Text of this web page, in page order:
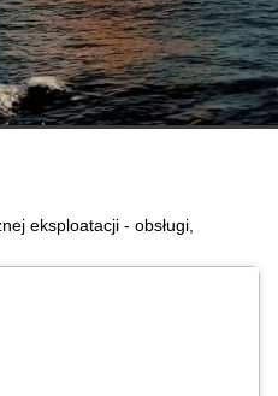
eksploatacji - obsługi,